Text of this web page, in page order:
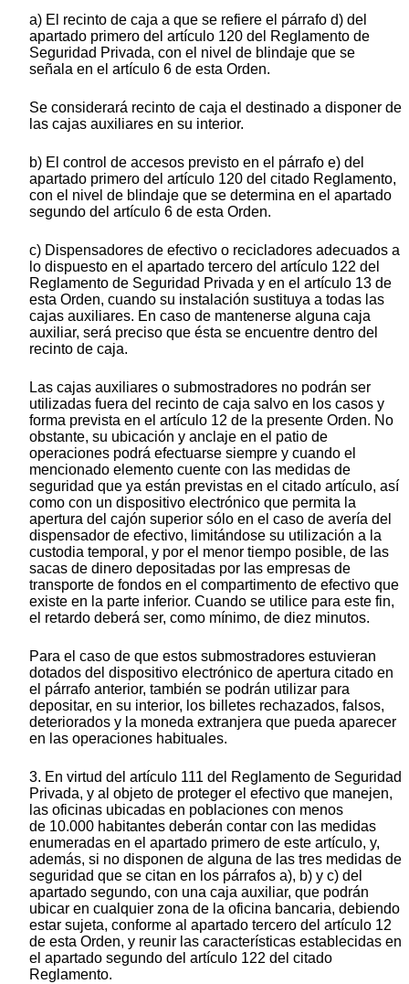
a) El recinto de caja a que se refiere el párrafo d) del
apartado primero del artículo 120 del Reglamento de
Seguridad Privada, con el nivel de blindaje que se
señala en el artículo 6 de esta Orden.
Se considerará recinto de caja el destinado a disponer de
las cajas auxiliares en su interior.
b) El control de accesos previsto en el párrafo e) del
apartado primero del artículo 120 del citado Reglamento,
con el nivel de blindaje que se determina en el apartado
segundo del artículo 6 de esta Orden.
c) Dispensadores de efectivo o recicladores adecuados a
lo dispuesto en el apartado tercero del artículo 122 del
Reglamento de Seguridad Privada y en el artículo 13 de
esta Orden, cuando su instalación sustituya a todas las
cajas auxiliares. En caso de mantenerse alguna caja
auxiliar, será preciso que ésta se encuentre dentro del
recinto de caja.
Las cajas auxiliares o submostradores no podrán ser
utilizadas fuera del recinto de caja salvo en los casos y
forma prevista en el artículo 12 de la presente Orden. No
obstante, su ubicación y anclaje en el patio de
operaciones podrá efectuarse siempre y cuando el
mencionado elemento cuente con las medidas de
seguridad que ya están previstas en el citado artículo, así
como con un dispositivo electrónico que permita la
apertura del cajón superior sólo en el caso de avería del
dispensador de efectivo, limitándose su utilización a la
custodia temporal, y por el menor tiempo posible, de las
sacas de dinero depositadas por las empresas de
transporte de fondos en el compartimento de efectivo que
existe en la parte inferior. Cuando se utilice para este fin,
el retardo deberá ser, como mínimo, de diez minutos.
Para el caso de que estos submostradores estuvieran
dotados del dispositivo electrónico de apertura citado en
el párrafo anterior, también se podrán utilizar para
depositar, en su interior, los billetes rechazados, falsos,
deteriorados y la moneda extranjera que pueda aparecer
en las operaciones habituales.
3. En virtud del artículo 111 del Reglamento de Seguridad
Privada, y al objeto de proteger el efectivo que manejen,
las oficinas ubicadas en poblaciones con menos
de 10.000 habitantes deberán contar con las medidas
enumeradas en el apartado primero de este artículo, y,
además, si no disponen de alguna de las tres medidas de
seguridad que se citan en los párrafos a), b) y c) del
apartado segundo, con una caja auxiliar, que podrán
ubicar en cualquier zona de la oficina bancaria, debiendo
estar sujeta, conforme al apartado tercero del artículo 12
de esta Orden, y reunir las características establecidas en
el apartado segundo del artículo 122 del citado
Reglamento.